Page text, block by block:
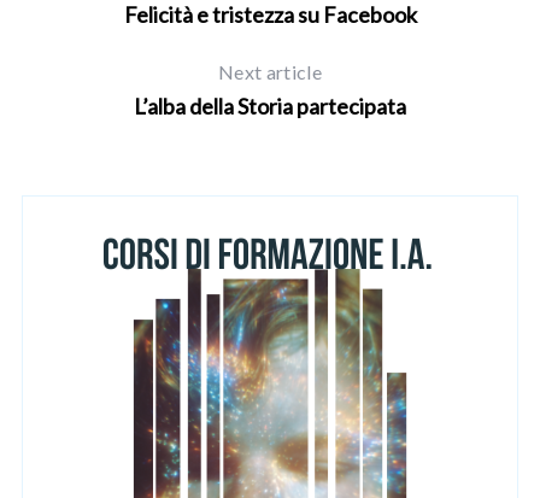
Felicità e tristezza su Facebook
Next article
L’alba della Storia partecipata